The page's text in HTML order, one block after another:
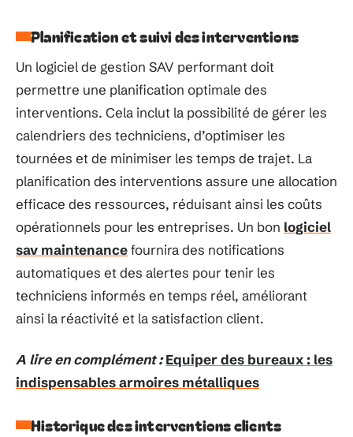
Planification et suivi des interventions
Un logiciel de gestion SAV performant doit
permettre une planification optimale des
interventions. Cela inclut la possibilité de gérer les
calendriers des techniciens, d’optimiser les
tournées et de minimiser les temps de trajet. La
planification des interventions assure une allocation
efficace des ressources, réduisant ainsi les coûts
opérationnels pour les entreprises. Un bon logiciel
sav maintenancefournira des notifications
automatiques et des alertes pour tenir les
techniciens informés en temps réel, améliorant
ainsi la réactivité et la satisfaction client.
A lire en complément : Equiper des bureaux : les
indispensables armoires métalliques
Historique des interventions clients